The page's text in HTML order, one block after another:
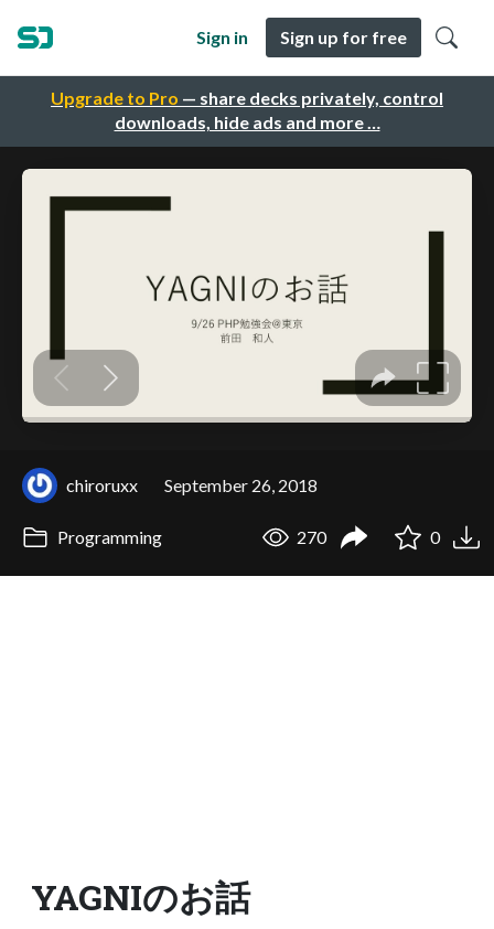
Upgrade to Pro — share decks privately, control
downloads, hide ads and more …
Sign in Sign up for free
chiroruxx September 26, 2018
Programming 270 0
YAGNIのお話